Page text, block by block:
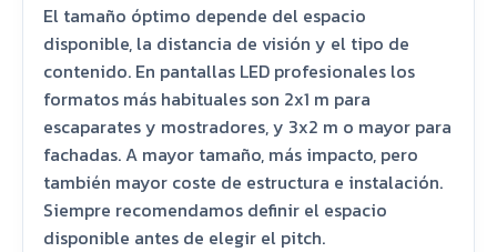
El tamaño óptimo depende del espacio
disponible, la distancia de visión y el tipo de
contenido. En pantallas LED profesionales los
formatos más habituales son 2x1 m para
escaparates y mostradores, y 3x2 m o mayor para
fachadas. A mayor tamaño, más impacto, pero
también mayor coste de estructura e instalación.
Siempre recomendamos definir el espacio
disponible antes de elegir el pitch.